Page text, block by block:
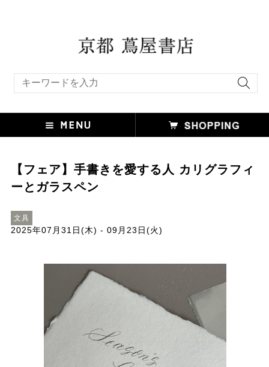
【フェア】手書きを愛する人 カリグラフィ
ーとガラスペン
文具
2025年07月31日(木) - 09月23日(火)